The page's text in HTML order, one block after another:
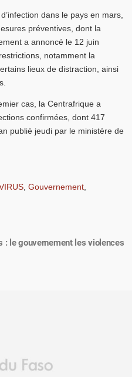
dans le pays en mars,
préventives, dont la
a annoncé le 12 juin
notamment la
lieux de distraction, ainsi
cas, la Centrafrique a
confirmées, dont 417
publié jeudi par le ministère de
, Gouvernement,
: le gouvernement les violences